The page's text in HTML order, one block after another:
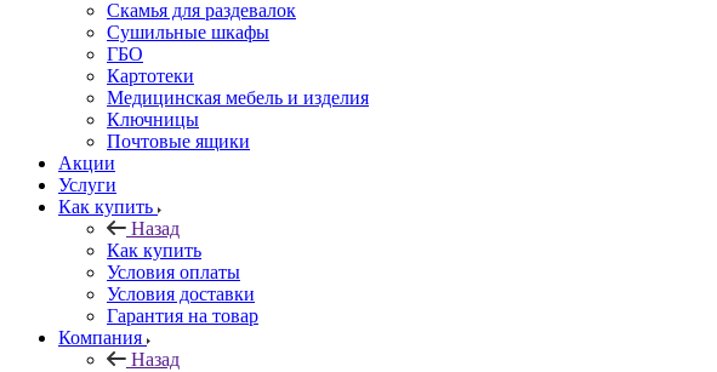
Скамья для раздевалок
Сушильные шкафы
ГБО
Картотеки
Медицинская мебель и изделия
Ключницы
Почтовые ящики
Акции
Услуги
Как купить
Назад
Как купить
Условия оплаты
Условия доставки
Гарантия на товар
Компания
Назад